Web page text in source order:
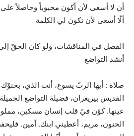
أن لا أسعى لأن أكون محبوباً وحاصلاً
ألّا أسعى لأن تكون لي الكلمة
الفصل في المناقشات، ولو كان الحقّ
أنشد التواضع
صلاة : أيها الربّ يسوع، أنت الذي،
القديس بيريغران، فضيلة التواضع
عينها. كوّن فيّ قلب إنسان مسكين، مملوءاً
الحنون، مريم، أعطيني ابنك. آمين.